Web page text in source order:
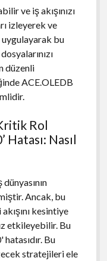
ve iş akışınızı
izleyerek ve
uygulayarak bu
düzenli
ACE.OLEDB
Rol
Hatası: Nasıl
Ancak, bu
kesintiye
etkileyebilir. Bu
Bu
stratejileri ele